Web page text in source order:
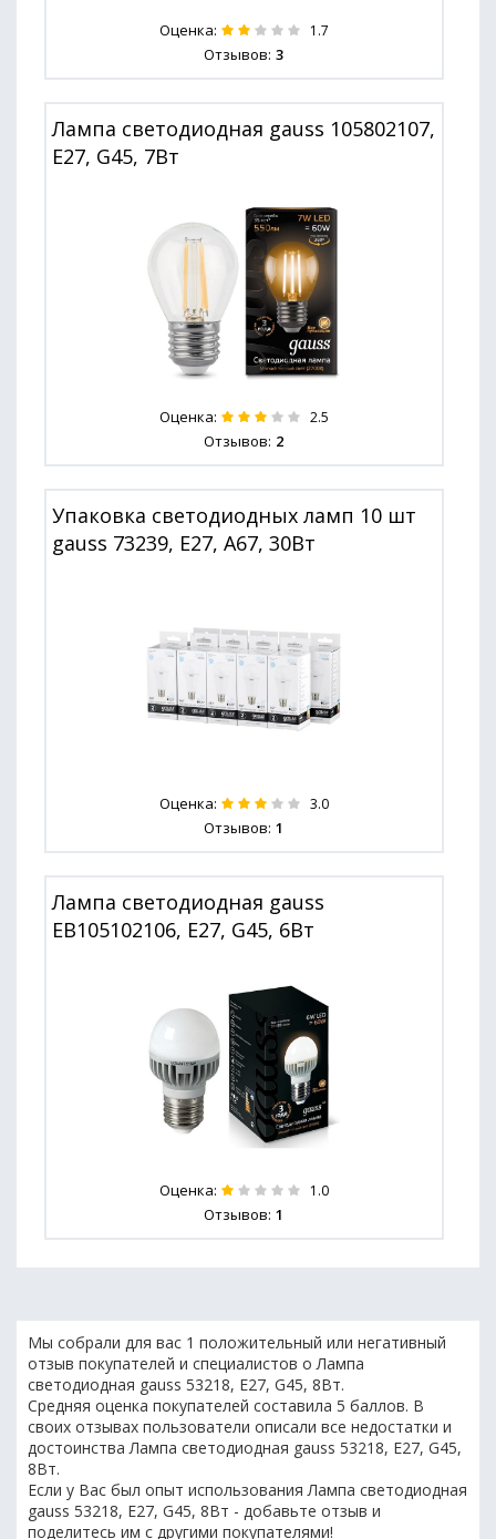
Оценка: 1.7
Отзывов: 3
Лампа светодиодная gauss 105802107,
E27, G45, 7Вт
Оценка: 2.5
Отзывов: 2
Упаковка светодиодных ламп 10 шт
gauss 73239, E27, A67, 30Вт
Оценка: 3.0
Отзывов: 1
Лампа светодиодная gauss
EB105102106, E27, G45, 6Вт
Оценка: 1.0
Отзывов: 1
Мы собрали для вас 1 положительный или негативный
отзыв покупателей и специалистов о Лампа
светодиодная gauss 53218, E27, G45, 8Вт.
Средняя оценка покупателей составила 5 баллов. В
своих отзывах пользователи описали все недостатки и
достоинства Лампа светодиодная gauss 53218, E27, G45,
8Вт.
Если у Вас был опыт использования Лампа светодиодная
gauss 53218, E27, G45, 8Вт - добавьте отзыв и
поделитесь им с другими покупателями!